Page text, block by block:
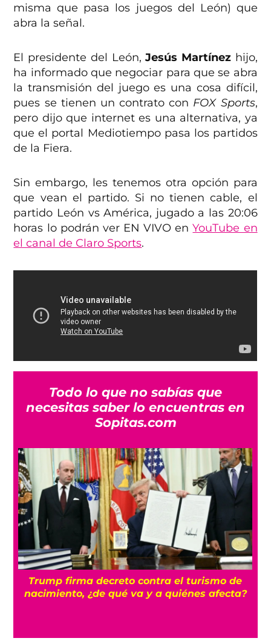
misma que pasa los juegos del León) que
abra la señal.
El presidente del León,Jesús Martínezhijo,
ha informado que negociar para que se abra
la transmisión del juego es una cosa difícil,
pues se tienen un contrato con FOX Sports,
pero dijo que internet es una alternativa, ya
que el portal Mediotiempo pasa los partidos
de la Fiera.
Sin embargo, les tenemos otra opción para
que vean el partido. Si no tienen cable, el
partido León vs América, jugado a las 20:06
horas lo podrán ver EN VIVO enYouTube en
el canal de Claro Sports.
Todo lo que no sabías que
necesitas saber lo encuentras en
Sopitas.com
Trump firma decreto contra el turismo de
nacimiento, ¿de qué va y a quiénes afecta?